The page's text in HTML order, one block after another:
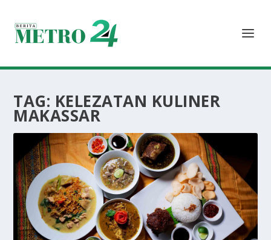
TAG: KELEZATAN KULINER
MAKASSAR